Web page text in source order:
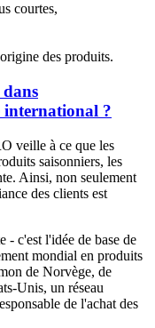
courtes,
des produits.
?
veille à ce que les
saisonniers, les
Ainsi, non seulement
des clients est
- c'est l'idée de base de
mondial en produits
de Norvège, de
Unis, un réseau
de l'achat des